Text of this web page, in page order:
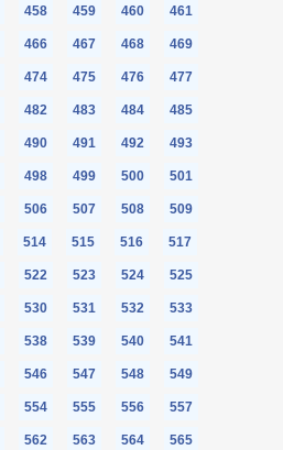
458 459 460 461
466 467 468 469
474 475 476 477
482 483 484 485
490 491 492 493
498 499 500 501
506 507 508 509
514 515 516 517
522 523 524 525
530 531 532 533
538 539 540 541
546 547 548 549
554 555 556 557
562 563 564 565